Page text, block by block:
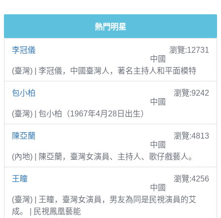
熱門明星
李冠儀
瀏覽:12731
中國
(臺灣) | 李冠儀，中國臺灣人，著名主持人和平面模特
包小柏
瀏覽:9242
中國
(臺灣) | 包小柏（1967年4月28日出生）
陳亞蘭
瀏覽:4813
中國
(內地) | 陳亞蘭，臺灣女演員、主持人、歌仔戲藝人。
王瞳
瀏覽:4256
中國
(臺灣) | 王瞳，臺灣女演員，男友為同是民視演員的艾
成。 | 民視鳳凰藝能